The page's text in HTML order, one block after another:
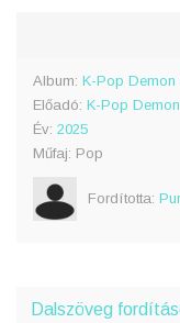
Album: K-Pop Demon
Előadó: K-Pop
Év: 2025
Műfaj: Pop
Fordította:
Dalszöveg